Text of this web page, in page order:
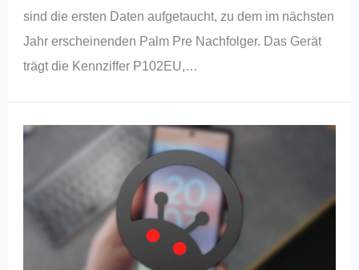
sind die ersten Daten aufgetaucht, zu dem im nächsten
Jahr erscheinenden Palm Pre Nachfolger. Das Gerät
trägt die Kennziffer P102EU,…